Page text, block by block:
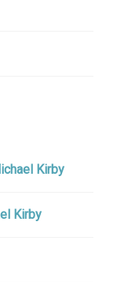
Kirby
Kirby